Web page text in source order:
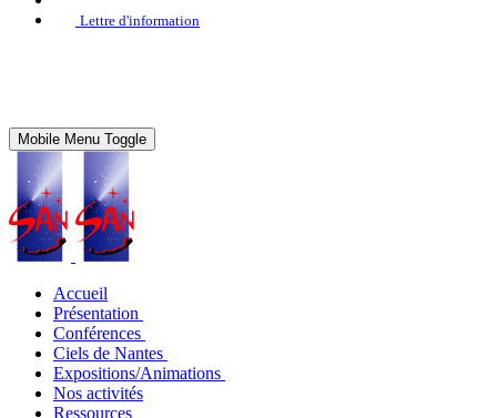
Lettre d'information
Mobile Menu Toggle
Accueil
Présentation
Conférences
Ciels de Nantes
Expositions/Animations
Nos activités
Ressources